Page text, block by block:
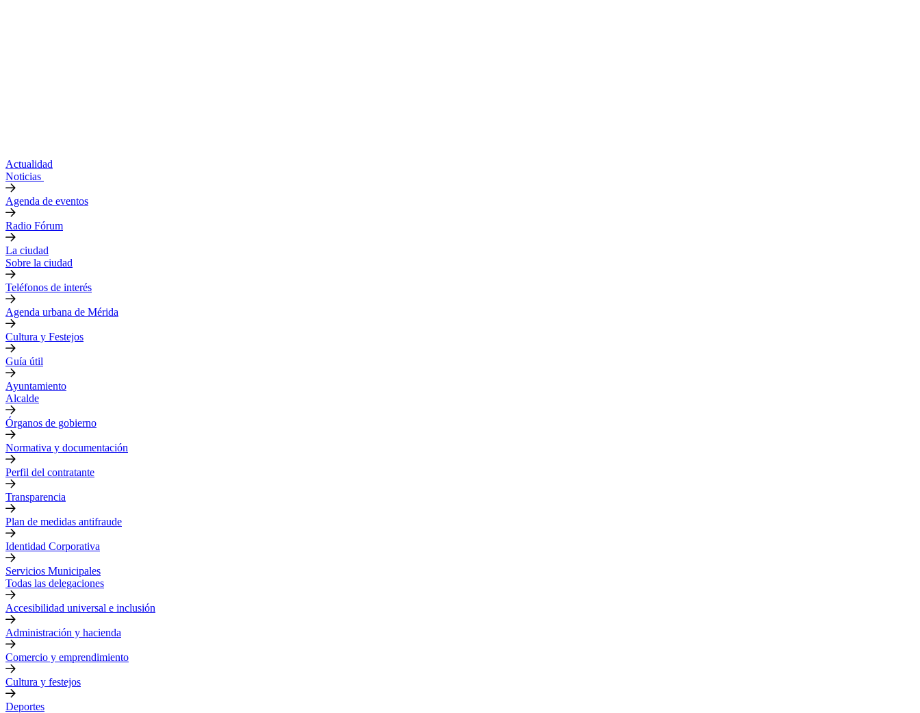
Actualidad
Noticias
Agenda de eventos
Radio Fórum
La ciudad
Sobre la ciudad
Teléfonos de interés
Agenda urbana de Mérida
Cultura y Festejos
Guía útil
Ayuntamiento
Alcalde
Órganos de gobierno
Normativa y documentación
Perfil del contratante
Transparencia
Plan de medidas antifraude
Identidad Corporativa
Servicios Municipales
Todas las delegaciones
Accesibilidad universal e inclusión
Administración y hacienda
Comercio y emprendimiento
Cultura y festejos
Deportes